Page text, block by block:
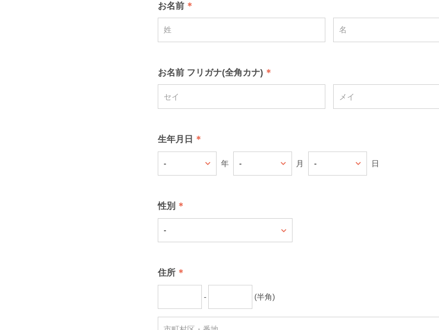
お名前
お名前 フリガナ(全角カナ)
生年月日
年 月 日
性別
住所
- (半角)